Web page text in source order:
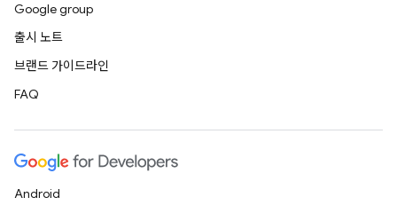
Google group
출시 노트
브랜드 가이드라인
FAQ
Android